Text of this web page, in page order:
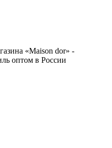
«Maison dor» -
оптом в России